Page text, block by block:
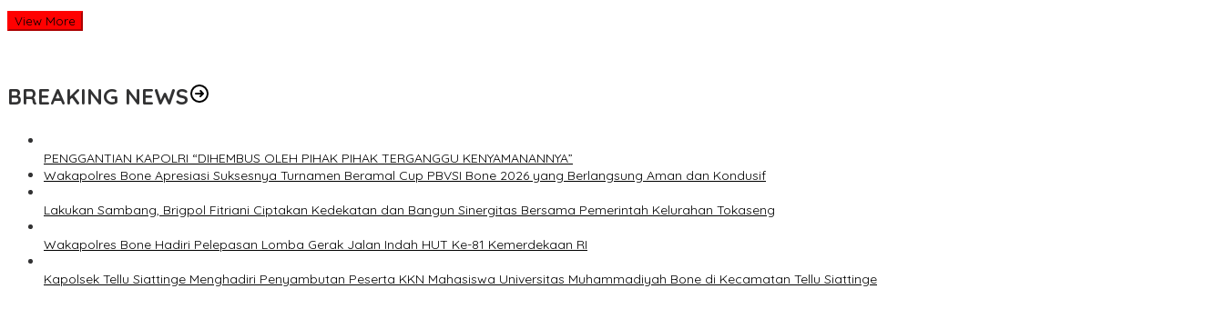
View More
BREAKING NEWS
PENGGANTIAN KAPOLRI “DIHEMBUS OLEH PIHAK PIHAK TERGANGGU KENYAMANANNYA”
Wakapolres Bone Apresiasi Suksesnya Turnamen Beramal Cup PBVSI Bone 2026 yang Berlangsung Aman dan Kondusif
Lakukan Sambang, Brigpol Fitriani Ciptakan Kedekatan dan Bangun Sinergitas Bersama Pemerintah Kelurahan Tokaseng
Wakapolres Bone Hadiri Pelepasan Lomba Gerak Jalan Indah HUT Ke-81 Kemerdekaan RI
Kapolsek Tellu Siattinge Menghadiri Penyambutan Peserta KKN Mahasiswa Universitas Muhammadiyah Bone di Kecamatan Tellu Siattinge